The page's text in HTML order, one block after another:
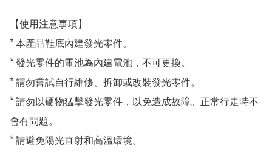
【使用注意事項】
* 本產品鞋底內建發光零件。
* 發光零件的電池為內建電池，不可更換。
* 請勿嘗試自行維修、拆卸或改裝發光零件。
* 請勿以硬物猛擊發光零件，以免造成故障。正常行走時不
會有問題。
* 請避免陽光直射和高溫環境。